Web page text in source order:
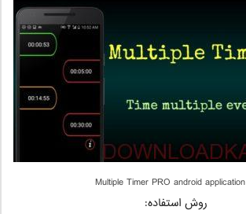
Multiple Timer PRO android application
روش استفاده: